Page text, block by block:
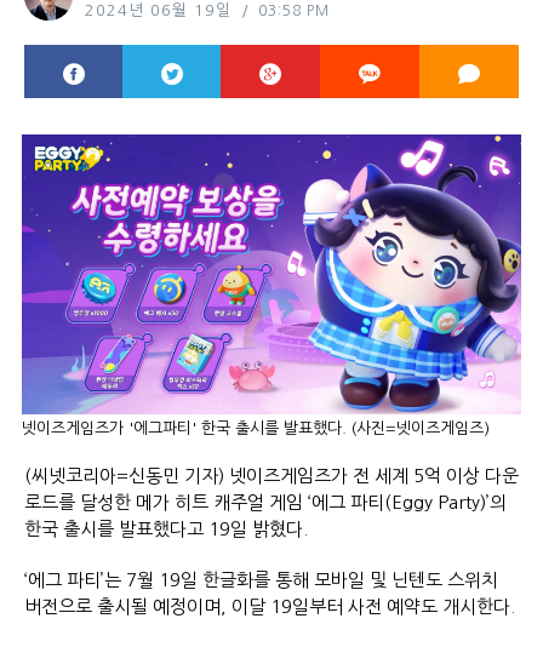
2024년 06월 19일 03:58 PM
넷이즈게임즈가 '에그파티' 한국 출시를 발표했다. (사진=넷이즈게임즈)
(씨넷코리아=신동민 기자) 넷이즈게임즈가 전 세계 5억 이상 다운
로드를 달성한 메가 히트 캐주얼 게임 ‘에그 파티(Eggy Party)’의
한국 출시를 발표했다고 19일 밝혔다.
‘에그 파티’는 7월 19일 한글화를 통해 모바일 및 닌텐도 스위치
버전으로 출시될 예정이며, 이달 19일부터 사전 예약도 개시한다.